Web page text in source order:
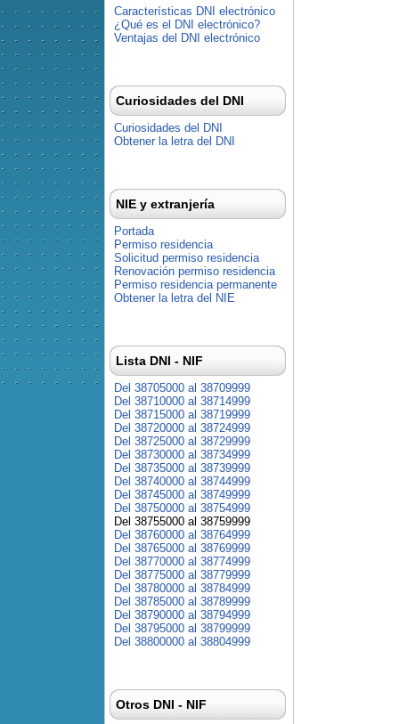
Características DNI electrónico
¿Qué es el DNI electrónico?
Ventajas del DNI electrónico
Curiosidades del DNI
Curiosidades del DNI
Obtener la letra del DNI
NIE y extranjería
Portada
Permiso residencia
Solicitud permiso residencia
Renovación permiso residencia
Permiso residencia permanente
Obtener la letra del NIE
Lista DNI - NIF
Del 38705000 al 38709999
Del 38710000 al 38714999
Del 38715000 al 38719999
Del 38720000 al 38724999
Del 38725000 al 38729999
Del 38730000 al 38734999
Del 38735000 al 38739999
Del 38740000 al 38744999
Del 38745000 al 38749999
Del 38750000 al 38754999
Del 38755000 al 38759999
Del 38760000 al 38764999
Del 38765000 al 38769999
Del 38770000 al 38774999
Del 38775000 al 38779999
Del 38780000 al 38784999
Del 38785000 al 38789999
Del 38790000 al 38794999
Del 38795000 al 38799999
Del 38800000 al 38804999
Otros DNI - NIF